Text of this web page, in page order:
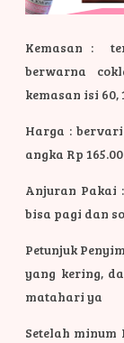
Kemasan :
berwarna
kemasan isi 60,
Harga :
angka Rp
Anjuran Pakai
bisa pagi dan
Petunjuk
yang kering,
matahari ya
Setelah minum